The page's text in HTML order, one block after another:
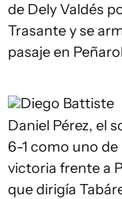
de Dely Valdés
Trasante y se
pasaje en
Diego Battiste
Daniel Pérez, el
6-1 como uno
victoria frente a
que dirigía